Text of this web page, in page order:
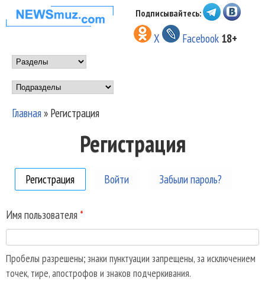
Перейти к основному
содержанию
НОВОСТИ
МУЗЫКИ И
ШОУ БИЗНЕСА
NEWSMUZ.COM
Подписывайтесь:
X Facebook 18+
Main menu
Подразделы
Главная» Регистрация
Регистрация
Регистрация (активная вкладка)
Войти Забыли пароль?
Имя пользователя *
Пробелы разрешены; знаки пунктуации запрещены, за исключением
точек, тире, апострофов и знаков подчеркивания.